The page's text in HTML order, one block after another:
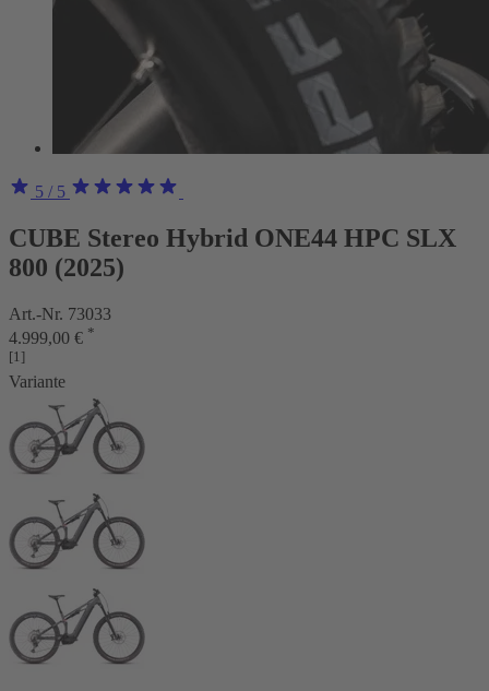
5 / 5
CUBE Stereo Hybrid ONE44 HPC SLX
800 (2025)
Art.-Nr. 73033
4.999,00 € *
[1]
Variante